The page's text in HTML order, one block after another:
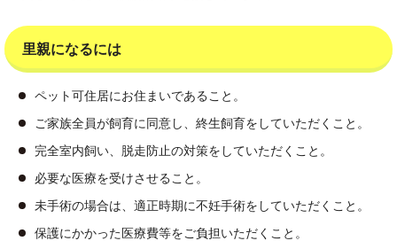
里親になるには
ペット可住居にお住まいであること。
ご家族全員が飼育に同意し、終生飼育をしていただくこと。
完全室内飼い、脱走防止の対策をしていただくこと。
必要な医療を受けさせること。
未手術の場合は、適正時期に不妊手術をしていただくこと。
保護にかかった医療費等をご負担いただくこと。